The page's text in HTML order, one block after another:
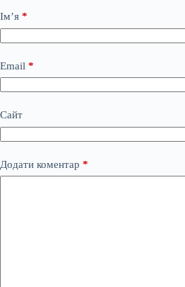
Ім’я *
Email *
Сайт
Додати коментар *